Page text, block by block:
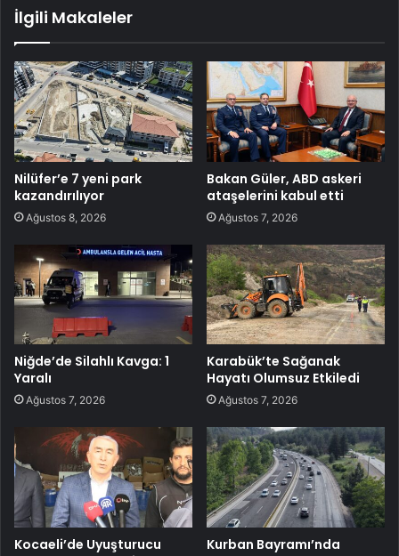
İlgili Makaleler
Nilüfer’e 7 yeni park
kazandırılıyor
Ağustos 8, 2026
Bakan Güler, ABD askeri
ataşelerini kabul etti
Ağustos 7, 2026
Niğde’de Silahlı Kavga: 1
Yaralı
Ağustos 7, 2026
Karabük’te Sağanak
Hayatı Olumsuz Etkiledi
Ağustos 7, 2026
Kocaeli’de Uyuşturucu
Kurban Bayramı’nda